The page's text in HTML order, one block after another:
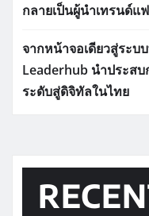
กลายเป็นผู้นำเทรนด์แ
จากหน้าจอเดียวสู่ระบ
Leaderhub นำประส
ระดับสู่ดิจิทัลในไทย